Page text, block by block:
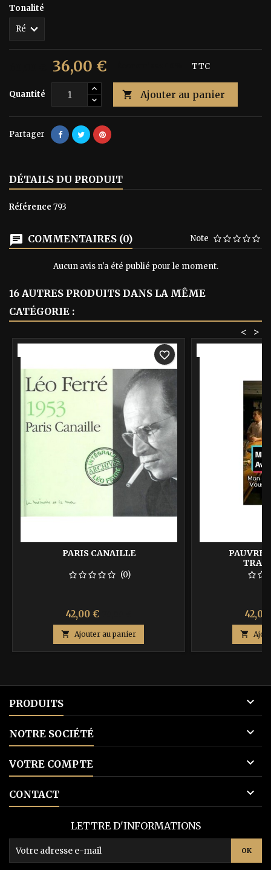
Tonalité
36,00 € TTC
Quantité  Ajouter au panier
Partager
DÉTAILS DU PRODUIT
Référence 793
COMMENTAIRES (0) Note
Aucun avis n'a été publié pour le moment.
16 AUTRES PRODUITS DANS LA MÊME
CATÉGORIE :
>
<
PARIS CANAILLE
(0)
Prix
42,00 €
base
 Ajouter au panier
favorite_border
PAUVRE
Prix

PRODUITS 
NOTRE SOCIÉTÉ 
VOTRE COMPTE 
CONTACT 
LETTRE D'INFORMATIONS